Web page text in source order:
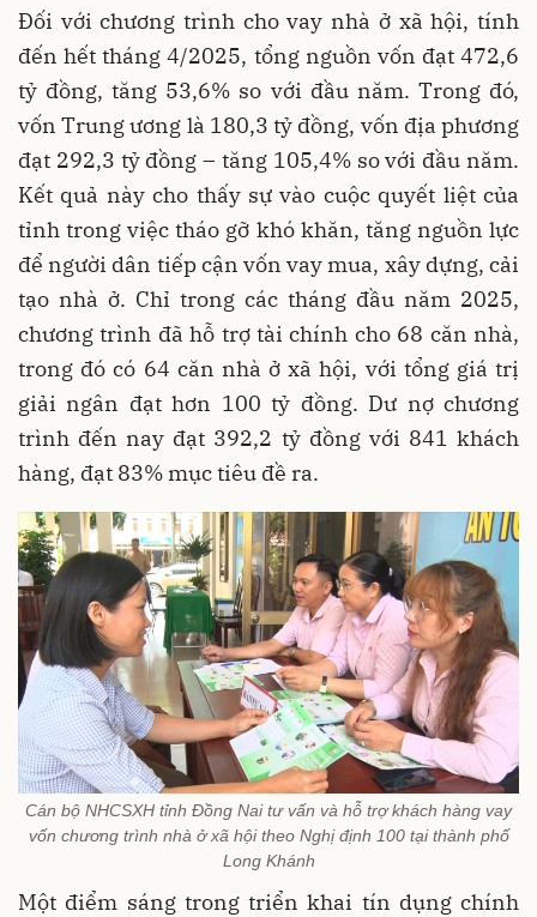
Đối với chương trình cho vay nhà ở xã hội, tính
đến hết tháng 4/2025, tổng nguồn vốn đạt 472,6
tỷ đồng, tăng 53,6% so với đầu năm. Trong đó,
vốn Trung ương là 180,3 tỷ đồng, vốn địa phương
đạt 292,3 tỷ đồng – tăng 105,4% so với đầu năm.
Kết quả này cho thấy sự vào cuộc quyết liệt của
tỉnh trong việc tháo gỡ khó khăn, tăng nguồn lực
để người dân tiếp cận vốn vay mua, xây dựng, cải
tạo nhà ở. Chỉ trong các tháng đầu năm 2025,
chương trình đã hỗ trợ tài chính cho 68 căn nhà,
trong đó có 64 căn nhà ở xã hội, với tổng giá trị
giải ngân đạt hơn 100 tỷ đồng. Dư nợ chương
trình đến nay đạt 392,2 tỷ đồng với 841 khách
hàng, đạt 83% mục tiêu đề ra.
Cán bộ NHCSXH tỉnh Đồng Nai tư vấn và hỗ trợ khách hàng vay
vốn chương trình nhà ở xã hội theo Nghị định 100 tại thành phố
Long Khánh
Một điểm sáng trong triển khai tín dụng chính